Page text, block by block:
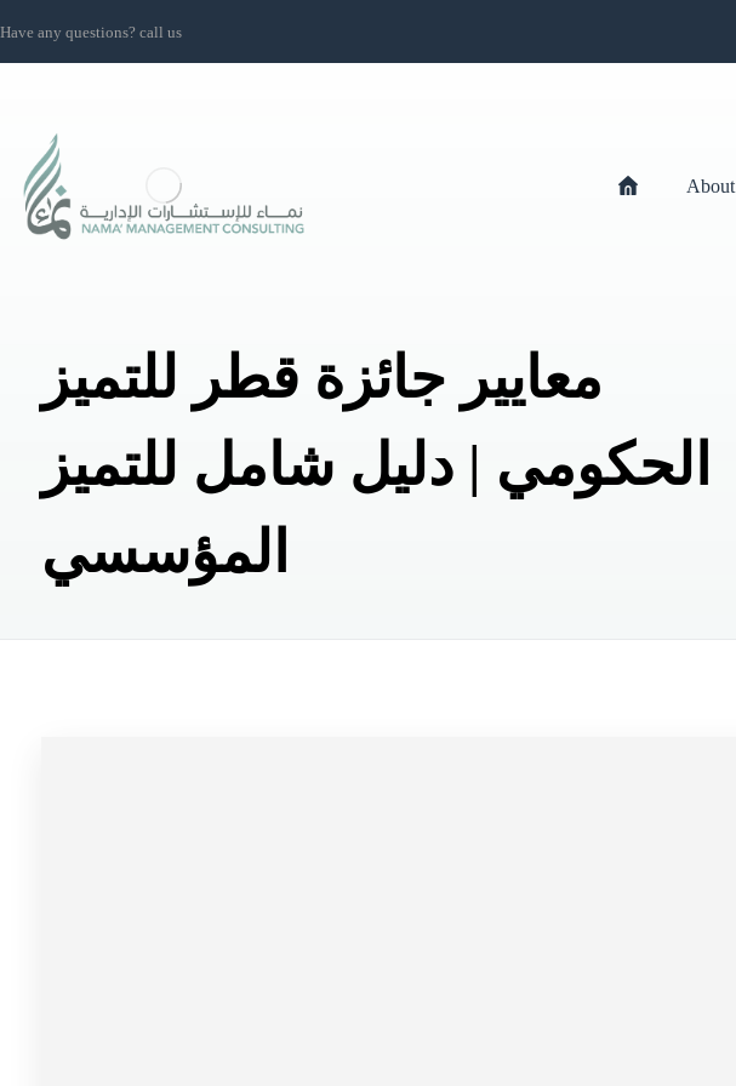
Have any questions? call us
About
معايير جائزة قطر للتميز
الحكومي | دليل شامل للتميز
المؤسسي